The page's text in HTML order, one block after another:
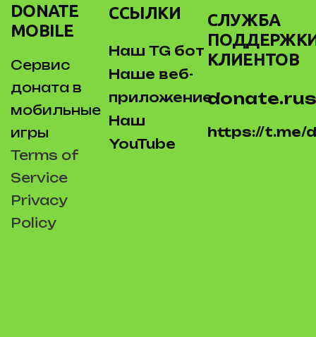
DONATE
MOBILE
Сервис
доната в
мобильные
игры
Terms of
Service
Privacy
Policy
ССЫЛКИ
Наш TG бот
Наше веб-
приложение
Наш
YouTube
СЛУЖБА
КЛИЕНТОВ
https://t.me/